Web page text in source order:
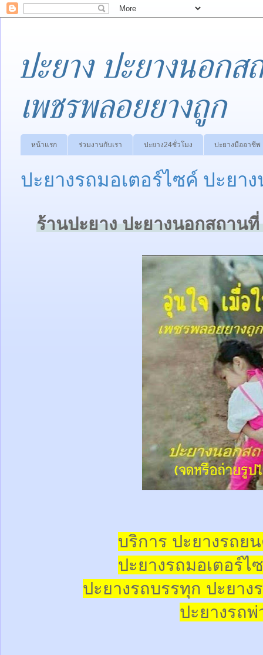
ปะยาง ปะยางนอก
เพชรพลอยยางถูก
หน้าแรก ร่วมงานกับเรา ปะยาง24ชั่วโมง ปะยางมืออาชีพ
ปะยางรถมอเตอร์ไซค์ ปะยา
ร้านปะยาง ปะยางนอกสถานที่
บริการ ปะยางรถย
ปะยางรถมอเตอร์ไ
ปะยางรถบรรทุก ปะยา
ปะยางรถ